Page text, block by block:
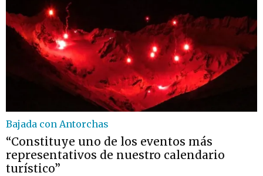
Bajada con Antorchas
“Constituye uno de los eventos más
representativos de nuestro calendario
turístico”